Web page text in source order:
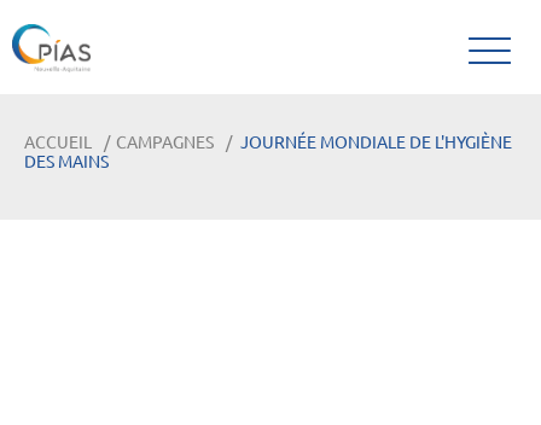
ACCUEIL CAMPAGNES
JOURNÉE MONDIALE DE L'HYGIÈNE
DES MAINS